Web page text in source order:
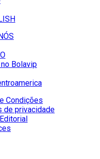
Bolavip
Condições
de privacidade